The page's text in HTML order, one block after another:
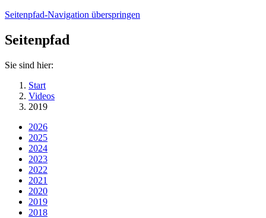
Seitenpfad-Navigation überspringen
Seitenpfad
Sie sind hier:
Start
Videos
2019
2026
2025
2024
2023
2022
2021
2020
2019
2018